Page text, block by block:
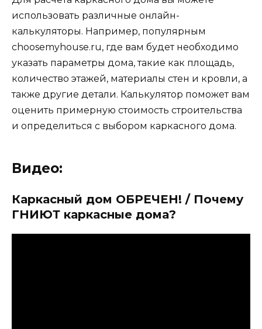
использовать различные онлайн-
калькуляторы. Например, популярным
choosemyhouse.ru, где вам будет необходимо
указать параметры дома, такие как площадь,
количество этажей, материалы стен и кровли, а
также другие детали. Калькулятор поможет вам
оценить примерную стоимость строительства
и определиться с выбором каркасного дома.
Видео:
Каркасный дом ОБРЕЧЕН! / Почему
ГНИЮТ каркасные дома?